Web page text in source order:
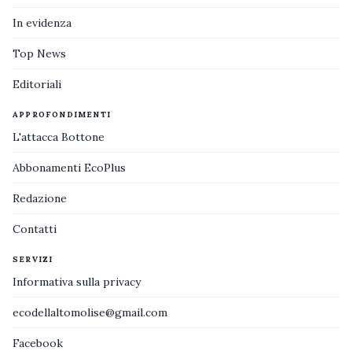
In evidenza
Top News
Editoriali
APPROFONDIMENTI
L'attacca Bottone
Abbonamenti EcoPlus
Redazione
Contatti
SERVIZI
Informativa sulla privacy
ecodellaltomolise@gmail.com
Facebook